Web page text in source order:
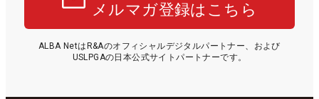
メルマガ登録はこちら
ALBA NetはR&Aのオフィシャルデジタルパートナー、および
USLPGAの日本公式サイトパートナーです。